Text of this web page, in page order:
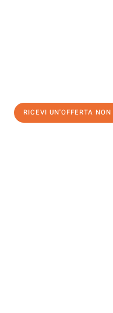
RICEVI UN'OFFERTA